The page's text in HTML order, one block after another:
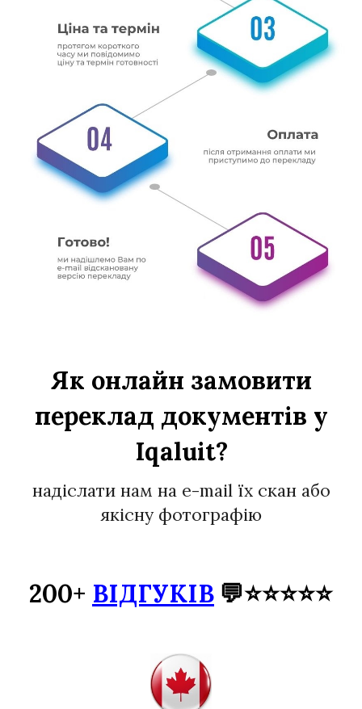
Як онлайн замовити
переклад документів у
Iqaluit?
надіслати нам на e-mail їх скан або
якісну фотографію
200+ ВІДГУКІВ 💬⭐⭐⭐⭐⭐